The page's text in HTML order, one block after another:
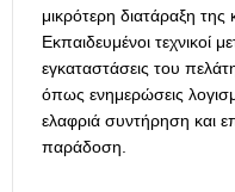
μικρότερη διατάραξη της
Εκπαιδευμένοι τεχνικοί
εγκαταστάσεις του
όπως ενημερώσεις
ελαφριά συντήρηση και
παράδοση.